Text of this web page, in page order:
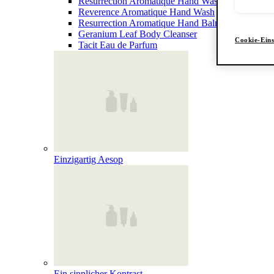
Reverence Aromatique Hand Wash
Resurrection Aromatique Hand Balm
Geranium Leaf Body Cleanser
Tacit Eau de Parfum
Einzigartig Aesop
Cookie-